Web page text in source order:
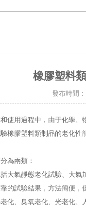
橡膠塑料
發布時間
和使用過程中 ，由于化學、
橡膠塑料類制品的老化性
為兩類：
氣靜態老化試驗、大氣
的試驗結果，方法簡便，
、臭氧老化、光老化、